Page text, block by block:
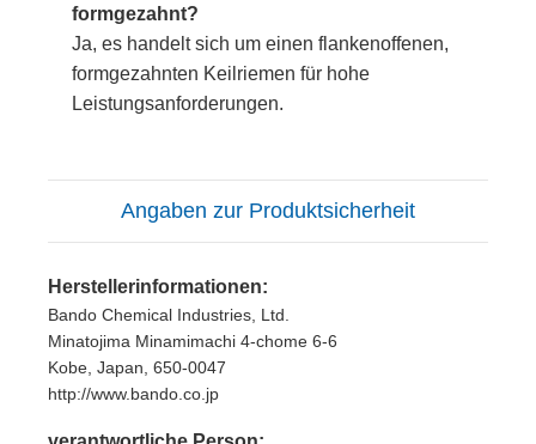
formgezahnt?
Ja, es handelt sich um einen flankenoffenen,
formgezahnten Keilriemen für hohe
Leistungsanforderungen.
Angaben zur Produktsicherheit
Herstellerinformationen:
Bando Chemical Industries, Ltd.
Minatojima Minamimachi 4-chome 6-6
Kobe, Japan, 650-0047
http://www.bando.co.jp